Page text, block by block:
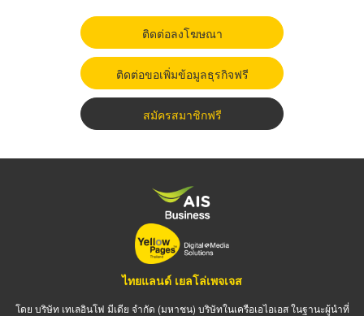
ติดต่อลงโฆษณา
ติดต่อขอเพิ่มข้อมูลธุรกิจฟรี
สมัครสมาชิกฟรี
ไทยแลนด์ เยลโล่เพจเจส
โดย บริษัท เทเลอินโฟ มีเดีย จำกัด (มหาชน) บริษัทในเครือเอไอเอส ในฐานะผู้นำที่